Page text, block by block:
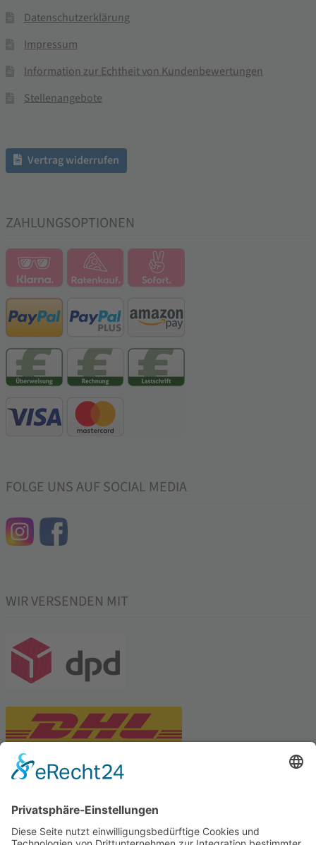
Datenschutzerklärung
Impressum
Information zur Echtheit von Kundenbewertungen
Stellenangebote
Vertrag widerrufen
ZAHLUNGSOPTIONEN
FOLGE UNS AUF SOCIAL MEDIA
WIR VERSENDEN MIT
Tekal – Textile Lebensqualität